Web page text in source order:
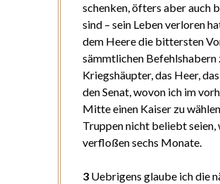
schenken, öfters aber auch
sind – sein Leben verloren
dem Heere die bittersten
sämmtlichen Befehlshabern
Kriegshäupter, das Heer,
den Senat, wovon ich im
Mitte einen Kaiser zu
Truppen nicht beliebt seien,
verfloßen sechs Monate.
3 Uebrigens glaube ich die